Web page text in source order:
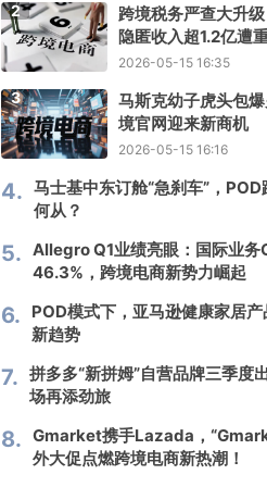
2
跨境税务严查大升
隐匿收入超1.2亿遭
2026-05-15 16:35
3
马斯克幼子虎头包
境官网迎来新商机
2026-05-15 16:16
4. 马士基中东订舱“急刹车”，
何从？
5. Allegro Q1业绩亮眼：国际业务
46.3%，跨境电商新势力崛起
6.
POD模式下，亚马逊健康家居
新趋势
7. 拼多多“新拼姆”自营品牌三季度
场再添劲旅
8. Gmarket携手Lazada，
外大促点燃跨境电商新热潮！